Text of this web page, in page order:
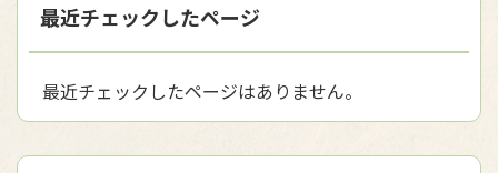
最近チェックしたページ
最近チェックしたページはありません。